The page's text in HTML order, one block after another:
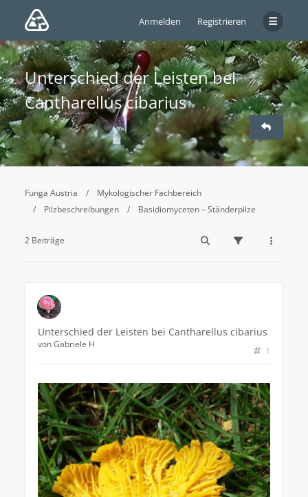
Anmelden Registrieren
Unterschied der Leisten bei
Cantharellus cibarius
Funga Austria
Mykologischer Fachbereich
Pilzbeschreibungen
Basidiomyceten – Ständerpilze
2 Beiträge
Unterschied der Leisten bei Cantharellus cibarius
1
vonGabriele H